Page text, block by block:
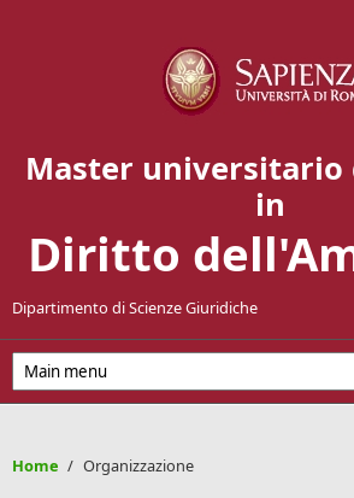
Master
in
Diritto
Dipartimento di Scienze Giuridiche
Home / Organizzazione